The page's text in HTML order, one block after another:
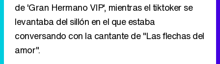
de 'Gran Hermano VIP', mientras el tiktoker se
levantaba del sillón en el que estaba
conversando con la cantante de "Las flechas del
amor".